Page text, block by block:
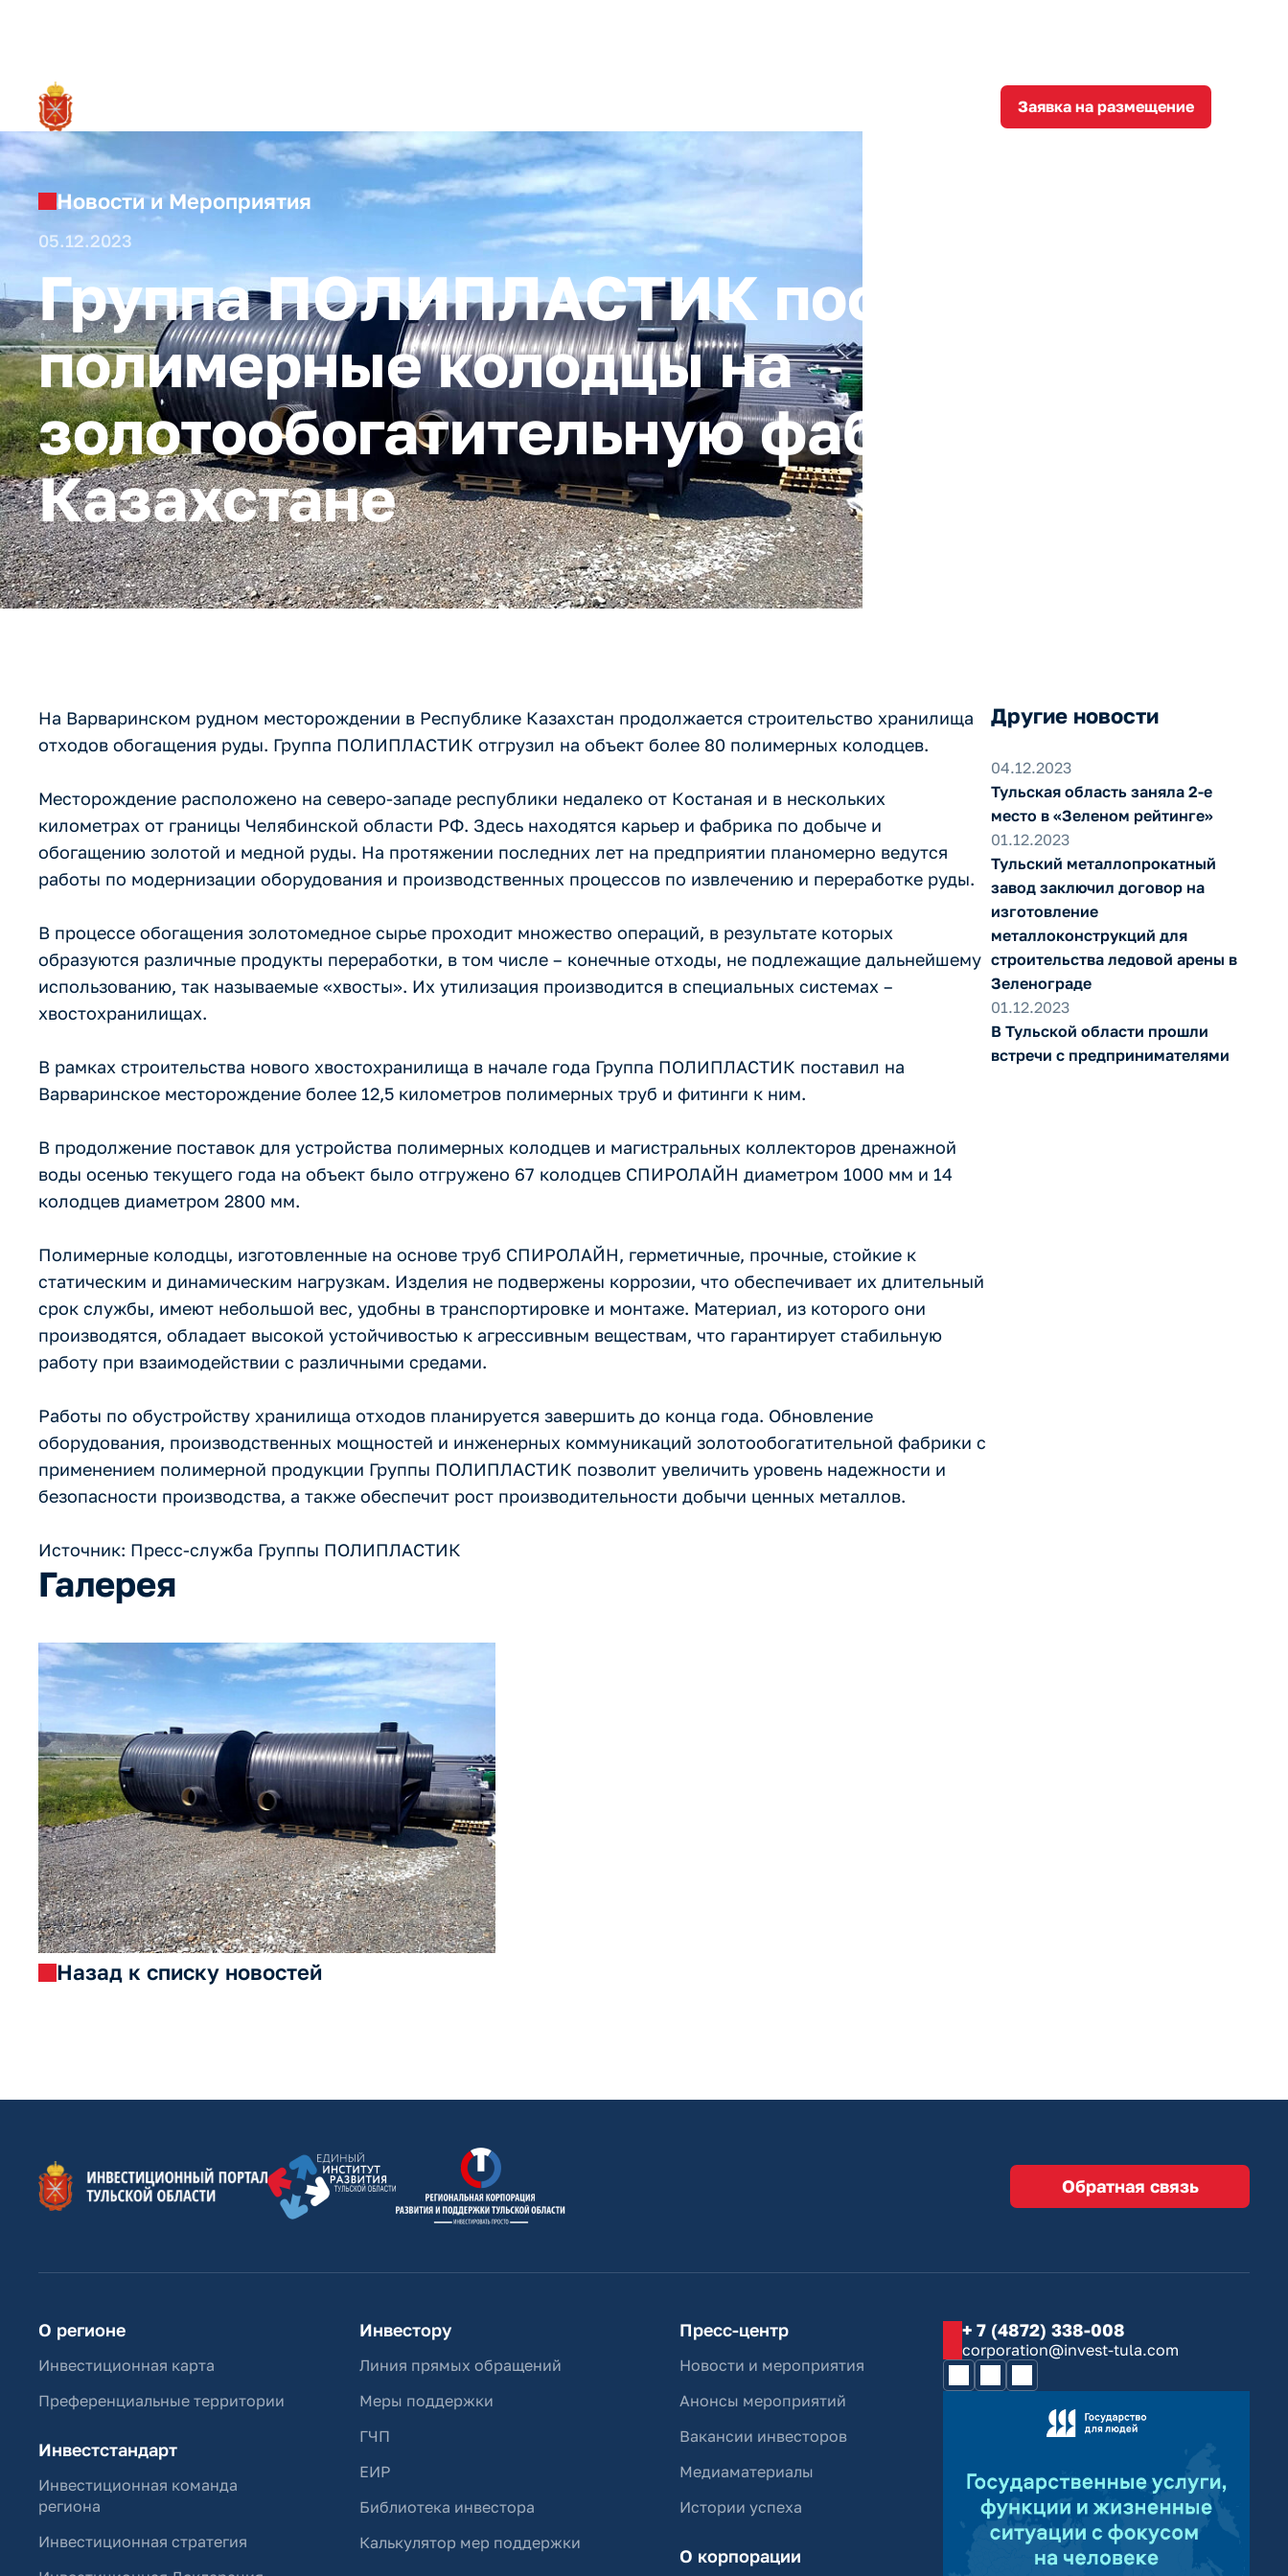
Заявка на размещение
Новости и Мероприятия
05.12.2023
Группа ПОЛИПЛАСТИК поставил
полимерные колодцы на
золотообогатительную фабрику в
Казахстане
На Варваринском рудном месторождении в Республике Казахстан продолжается строительство хранилища
отходов обогащения руды. Группа ПОЛИПЛАСТИК отгрузил на объект более 80 полимерных колодцев.
Месторождение расположено на северо-западе республики недалеко от Костаная и в нескольких
километрах от границы Челябинской области РФ. Здесь находятся карьер и фабрика по добыче и
обогащению золотой и медной руды. На протяжении последних лет на предприятии планомерно ведутся
работы по модернизации оборудования и производственных процессов по извлечению и переработке руды.
В процессе обогащения золотомедное сырье проходит множество операций, в результате которых
образуются различные продукты переработки, в том числе – конечные отходы, не подлежащие дальнейшему
использованию, так называемые «хвосты». Их утилизация производится в специальных системах –
хвостохранилищах.
В рамках строительства нового хвостохранилища в начале года Группа ПОЛИПЛАСТИК поставил на
Варваринское месторождение более 12,5 километров полимерных труб и фитинги к ним.
В продолжение поставок для устройства полимерных колодцев и магистральных коллекторов дренажной
воды осенью текущего года на объект было отгружено 67 колодцев СПИРОЛАЙН диаметром 1000 мм и 14
колодцев диаметром 2800 мм.
Полимерные колодцы, изготовленные на основе труб СПИРОЛАЙН, герметичные, прочные, стойкие к
статическим и динамическим нагрузкам. Изделия не подвержены коррозии, что обеспечивает их длительный
срок службы, имеют небольшой вес, удобны в транспортировке и монтаже. Материал, из которого они
производятся, обладает высокой устойчивостью к агрессивным веществам, что гарантирует стабильную
работу при взаимодействии с различными средами.
Работы по обустройству хранилища отходов планируется завершить до конца года. Обновление
оборудования, производственных мощностей и инженерных коммуникаций золотообогатительной фабрики с
применением полимерной продукции Группы ПОЛИПЛАСТИК позволит увеличить уровень надежности и
безопасности производства, а также обеспечит рост производительности добычи ценных металлов.
Источник: Пресс-служба Группы ПОЛИПЛАСТИК
Галерея
Назад к списку новостей
Другие новости
04.12.2023
Тульская область заняла 2-е
место в «Зеленом рейтинге»
01.12.2023
Тульский металлопрокатный
завод заключил договор на
изготовление
металлоконструкций для
строительства ледовой арены в
Зеленограде
01.12.2023
В Тульской области прошли
встречи с предпринимателями
Обратная связь
О регионе
Инвестиционная карта
Преференциальные территории
Инвестстандарт
Инвестиционная команда
региона
Инвестиционная стратегия
Инвестору
Линия прямых обращений
Меры поддержки
ГЧП
ЕИР
Библиотека инвестора
Калькулятор мер поддержки
Пресс-центр
Новости и мероприятия
Анонсы мероприятий
Вакансии инвесторов
Медиаматериалы
Истории успеха
О корпорации
+ 7 (4872) 338-008
corporation@invest-tula.com